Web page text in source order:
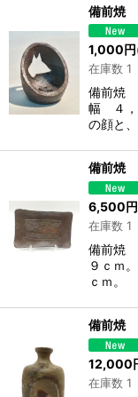
備前焼
1,000円
在庫数 1
備前焼
幅 ４，
の顔と
備前焼
6,500円
在庫数 1
備前焼
９ｃｍ
ｃｍ。
備前焼
12,000
在庫数 1